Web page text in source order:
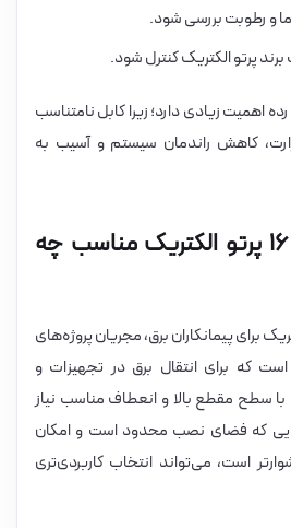
و رطوبت بررسی شود.
پرتو الکتریک کنترل شود.
اهمیت زیادی دارد؛ زیرا کابل نامتناسب
کاهش راندمان سیستم و آسیب به
کابل افشان ۳ در ۱۶ پرتو الکتریک مناسب چه
در ۱۶ پرتو الکتریک برای پیمانکاران برق، مجریان پروژه‌های
که برای انتقال برق در تجهیزات و
سطح مقطع بالا و انعطاف مناسب نیاز
که فضای نصب محدود است و امکان
است، می‌تواند انتخاب کاربردی‌تری